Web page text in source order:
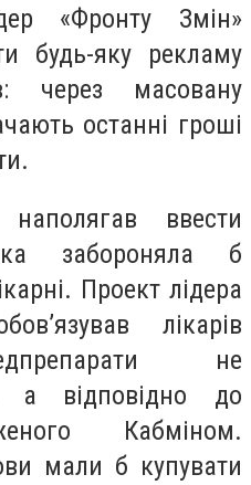
«Фронту Змін»
будь-яку рекламу
: через масовану
останні гроші
ввести
забороняла б
Проект лідера
лікарів
не
а відповідно до
Кабміном.
мали б купувати